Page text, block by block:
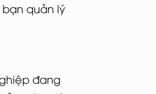
quản lý
đang